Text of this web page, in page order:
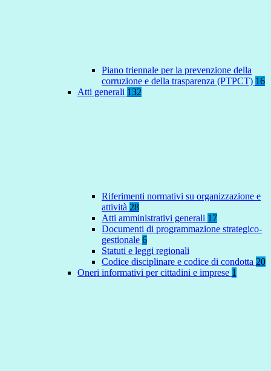
Piano triennale per la prevenzione della
corruzione e della trasparenza (PTPCT) 16
Atti generali 132
Riferimenti normativi su organizzazione e
attività 28
Atti amministrativi generali 17
Documenti di programmazione strategico-
gestionale 6
Statuti e leggi regionali
Codice disciplinare e codice di condotta 20
Oneri informativi per cittadini e imprese 1